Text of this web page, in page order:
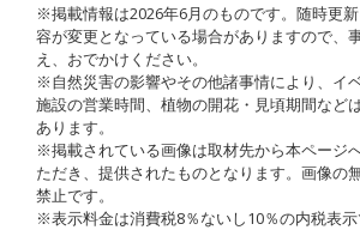
※掲載情報は2026年6月のものです。随時更
容が変更となっている場合がありますので、
え、おでかけください。
※自然災害の影響やその他諸事情により、イ
施設の営業時間、植物の開花・見頃期間など
あります。
※掲載されている画像は取材先から本ページ
ただき、提供されたものとなります。画像の
禁止です。
※表示料金は消費税8％ないし10％の内税表示